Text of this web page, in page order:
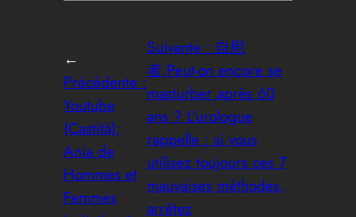
←
Précédente :
Youtube
(Castità):
Ania de
Hommes et
Femmes
Suivante : 自慰
者,Peut-on encore se
masturber après 60
ans ? L’urologue
rappelle : si vous
utilisez toujours ces 7
mauvaises méthodes,
arrêtez